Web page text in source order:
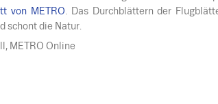
von METRO . Das Durchblättern der
schont die Natur.
METRO Online